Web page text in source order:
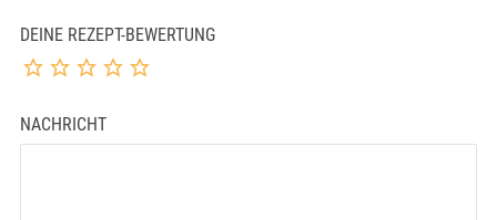
DEINE REZEPT-BEWERTUNG
NACHRICHT